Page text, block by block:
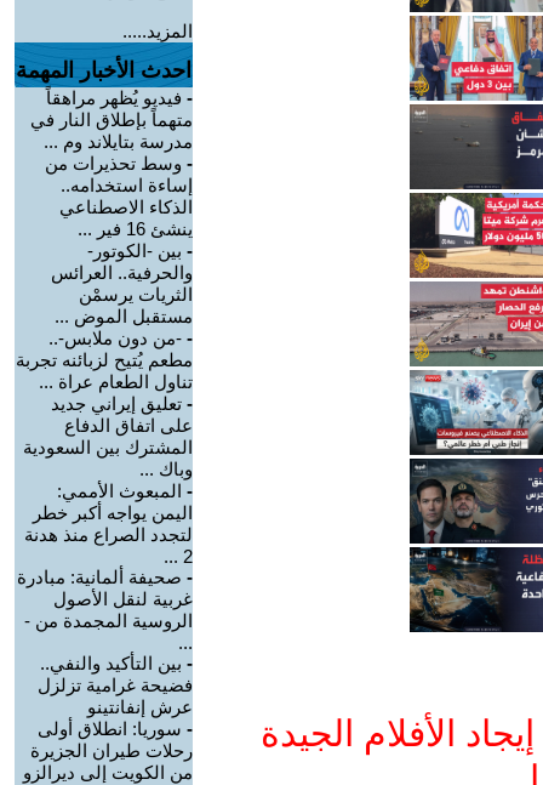
الأفلام الجيدة
المزيد.....
احدث الأخبار المهمة
- فيديو يُظهر مراهقاً
متهماً بإطلاق النار في
مدرسة بتايلاند وم ...
- وسط تحذيرات من
إساءة استخدامه..
الذكاء الاصطناعي
ينشئ 16 فير ...
- بين -الكوتور-
والحرفية.. العرائس
الثريات يرسمْن
مستقبل الموض ...
- -من دون ملابس-..
مطعم يُتيح لزبائنه تجربة
تناول الطعام عراة ...
- تعليق إيراني جديد
على اتفاق الدفاع
المشترك بين السعودية
وباك ...
- المبعوث الأممي:
اليمن يواجه أكبر خطر
لتجدد الصراع منذ هدنة
2 ...
- صحيفة ألمانية: مبادرة
غربية لنقل الأصول
الروسية المجمدة من -
...
- بين التأكيد والنفي..
فضيحة غرامية تزلزل
عرش إنفانتينو
- سوريا: انطلاق أولى
رحلات طيران الجزيرة
من الكويت إلى ديرالزو